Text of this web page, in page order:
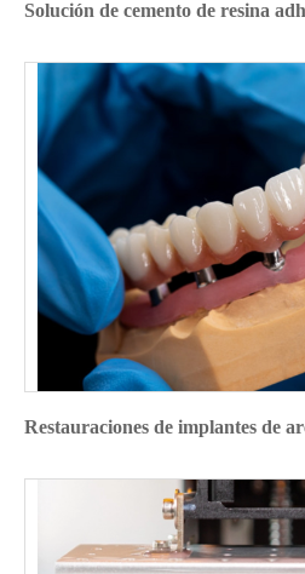
Solución de cemento de resina
Restauraciones de implantes de